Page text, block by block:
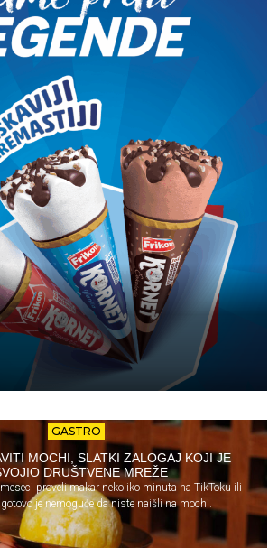
GASTRO
MOCHI, SLATKI ZALOGAJ KOJI JE
DRUŠTVENE MREŽE
proveli makar nekoliko minuta na TikToku ili
je nemoguće da niste naišli na mochi.